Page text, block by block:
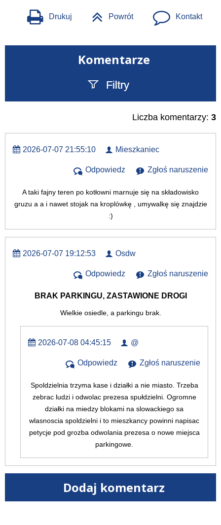
Drukuj Powrót Kontakt
Komentarze
Filtry
Liczba komentarzy: 3
2026-07-07 21:55:10 Mieszkaniec
Odpowiedz Zgłoś naruszenie
A taki fajny teren po kotłowni marnuje się na składowisko
gruzu a a i nawet stojak na kroplówkę , umywalkę się znajdzie
:)
2026-07-07 19:12:53 Osdw
Odpowiedz Zgłoś naruszenie
BRAK PARKINGU, ZASTAWIONE DROGI
Wielkie osiedle, a parkingu brak.
2026-07-08 04:45:15 @
Odpowiedz Zgłoś naruszenie
Spoldzielnia trzyma kase i działki a nie miasto. Trzeba
zebrac ludzi i odwolac prezesa spułdzielni. Ogromne
działki na miedzy blokami na slowackiego sa
wlasnoscia spoldzielni i to mieszkancy powinni napisac
petycje pod grozba odwolania prezesa o nowe miejsca
parkingowe.
Dodaj komentarz